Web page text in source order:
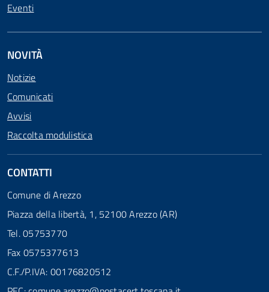
Eventi
NOVITÀ
Notizie
Comunicati
Avvisi
Raccolta modulistica
CONTATTI
Comune di Arezzo
Piazza della libertà, 1, 52100 Arezzo (AR)
Tel. 05753770
Fax 0575377613
C.F./P.IVA: 00176820512